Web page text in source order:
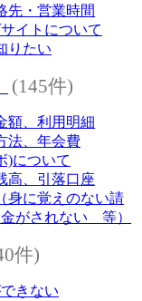
先・営業時間
イトについて
りたい
(145件)
額、利用明細
法、年会費
)について
高、引落口座
身に覚えのない請
がされない 等）
件)
きない